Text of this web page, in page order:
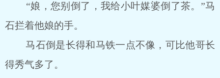
“娘，您别倒了，我给小叶媒婆倒了茶。”马
石拦着他娘的手。
马石倒是长得和马铁一点不像，可比他哥长
得秀气多了。